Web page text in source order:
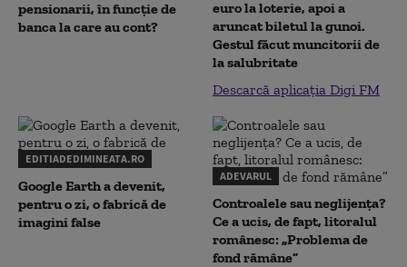
pensionarii, în funcție de
banca la care au cont?
euro la loterie, apoi a
aruncat biletul la gunoi.
Gestul făcut muncitorii de
la salubritate
Descarcă aplicația Digi FM
EDITIADEDIMINEATA.RO
Google Earth a devenit,
pentru o zi, o fabrică de
imagini false
ADEVARUL
Controalele sau neglijența?
Ce a ucis, de fapt, litoralul
românesc: „Problema de
fond rămâne”